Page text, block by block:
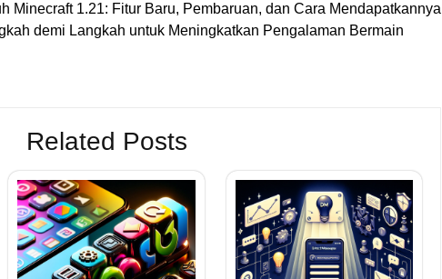
Minecraft 1.21: Fitur Baru, Pembaruan, dan Cara Mendapatkannya
demi Langkah untuk Meningkatkan Pengalaman Bermain
Related Posts